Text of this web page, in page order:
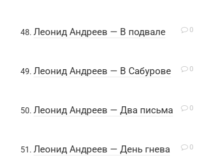
0
Леонид Андреев — В подвале
0
Леонид Андреев — В Сабурове
0
Леонид Андреев — Два письма
0
Леонид Андреев — День гнева